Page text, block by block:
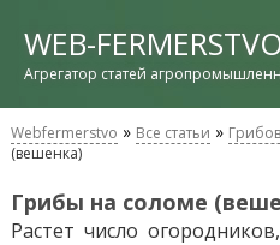
WEB-FERMERSTVO
Агрегатор статей
Webfermerstvo » Все статьи »
(вешенка)
Грибы на соломе
Растет число